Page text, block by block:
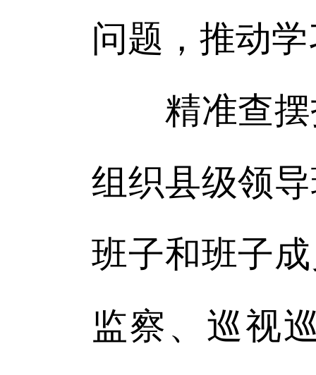
问题，推动
精准查摆
组织县级领
班子和班子
监察、巡视